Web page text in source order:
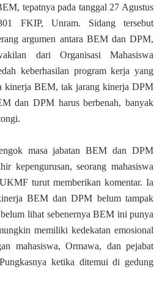
tepatnya pada tanggal 27 Agustus
FKIP, Unram. Sidang tersebut
argumen antara BEM dan DPM,
dari Organisasi Mahasiswa
keberhasilan program kerja yang
kinerja BEM, tak jarang kinerja DPM
dan DPM harus berbenah, banyak
masa jabatan BEM dan DPM
kepengurusan, seorang mahasiswa
turut memberikan komentar. Ia
BEM dan DPM belum tampak
lihat sebenernya BEM ini punya
memiliki kedekatan emosional
mahasiswa, Ormawa, dan pejabat
ketika ditemui di gedung